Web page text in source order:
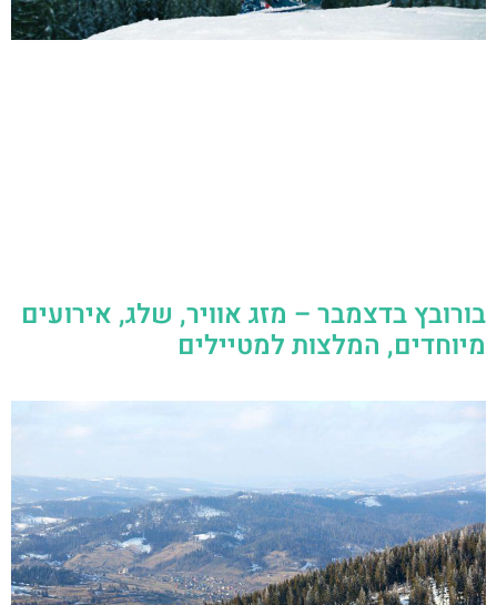
בורובץ בדצמבר – מזג אוויר, שלג, אירועים
מיוחדים, המלצות למטיילים